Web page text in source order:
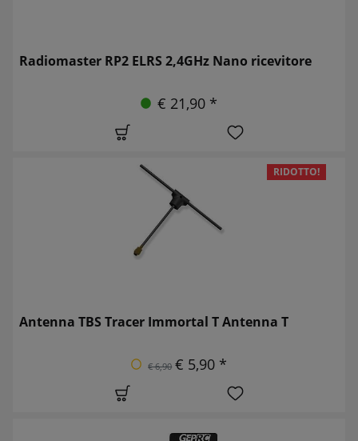
Radiomaster RP2 ELRS 2,4GHz Nano ricevitore
€ 21,90 *
RIDOTTO!
Antenna TBS Tracer Immortal T Antenna T
€ 6,90 € 5,90 *